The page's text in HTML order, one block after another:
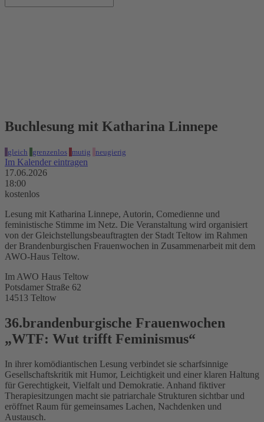
Buchlesung mit Katharina Linnepe
gleich grenzenlos mutig neugierig
Im Kalender eintragen
17.06.2026
18:00
kostenlos
Lesung mit Katharina Linnepe, Autorin, Comedienne und
feministische Stimme im Netz. Die Veranstaltung wird organisiert
von der Gleichstellungsbeauftragten der Stadt Teltow im Rahmen
der Brandenburgischen Frauenwochen in Zusammenarbeit mit dem
AWO-Haus Teltow.
Im AWO Haus Teltow
Potsdamer Straße 62
14513 Teltow
36.brandenburgische Frauenwochen
„WTF: Wut trifft Feminismus“
In ihrer komödiantischen Lesung verbindet sie scharfsinnige
Gesellschaftskritik mit Humor, Leichtigkeit und einer klaren Haltung
für Gerechtigkeit, Vielfalt und Demokratie. Anhand fiktiver
Therapiesitzungen macht sie patriarchale Strukturen sichtbar und
eröffnet Raum für gemeinsames Lachen, Nachdenken und
Austausch.